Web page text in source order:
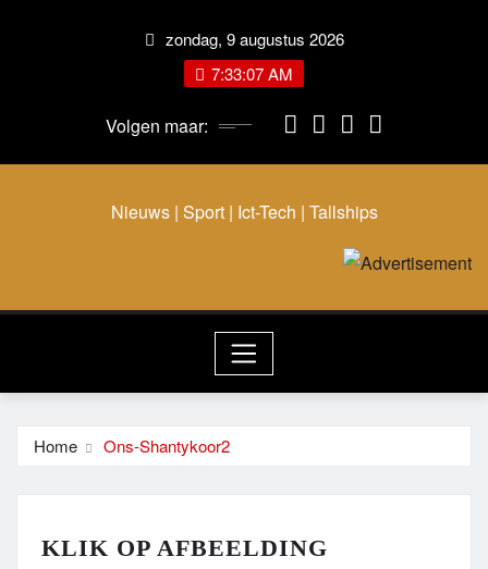
zondag, 9 augustus 2026
7:33:08 AM
Volgen maar:
Nieuws | Sport | Ict-Tech | Tallships
Home Ons-Shantykoor2
KLIK OP AFBEELDING